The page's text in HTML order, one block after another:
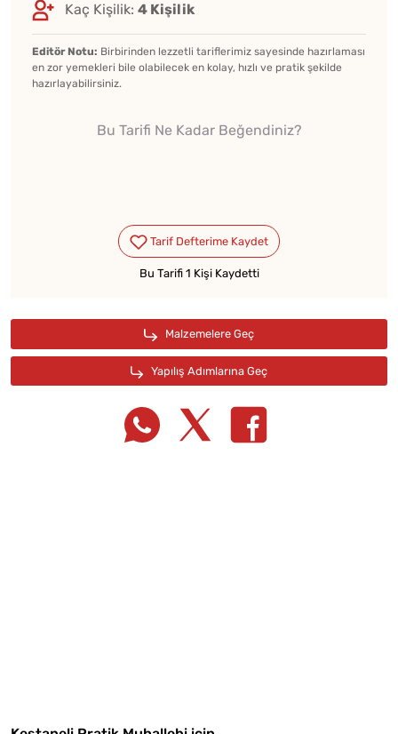
Kaç Kişilik: 4 Kişilik
Editör Notu: Birbirinden lezzetli tariflerimiz sayesinde hazırlaması
en zor yemekleri bile olabilecek en kolay, hızlı ve pratik şekilde
hazırlayabilirsiniz.
Bu Tarifi Ne Kadar Beğendiniz?
Tarif Defterime Kaydet
Bu Tarifi 1 Kişi Kaydetti